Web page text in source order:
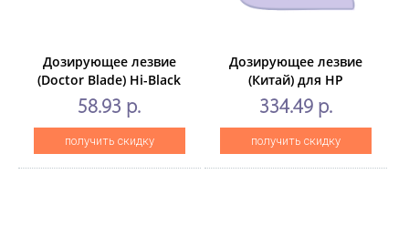
Дозирующее лезвие
(Doctor Blade) Hi-Black
для HP LJM402/M426/427
58.93 р.
получить скидку
Дозирующее лезвие
(Китай) для HP
LJ1010/1200/1015/2035/2055
с упл., 10 шт/уп.
334.49 р.
получить скидку